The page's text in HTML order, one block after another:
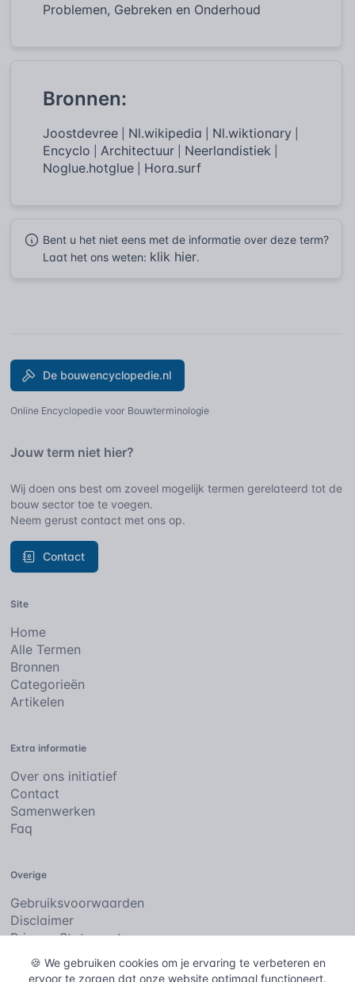
Problemen, Gebreken en Onderhoud
Bronnen:
Joostdevree Nl.wikipedia Nl.wiktionary
Encyclo Architectuur Neerlandistiek
Noglue.hotglue Hora.surf
Bent u het niet eens met de informatie over deze term?
Laat het ons weten: klik hier.
De bouwencyclopedie.nl
Online Encyclopedie voor Bouwterminologie
Jouw term niet hier?
Wij doen ons best om zoveel mogelijk termen gerelateerd tot de
bouw sector toe te voegen.
Neem gerust contact met ons op.
Contact
Site
Home
Alle Termen
Bronnen
Categorieën
Artikelen
Extra informatie
Over ons initiatief
Contact
Samenwerken
Faq
Overige
Gebruiksvoorwaarden
Disclaimer
Privacy Statement
Cookies
🍪 We gebruiken cookies om je ervaring te verbeteren en
ervoor te zorgen dat onze website optimaal functioneert.